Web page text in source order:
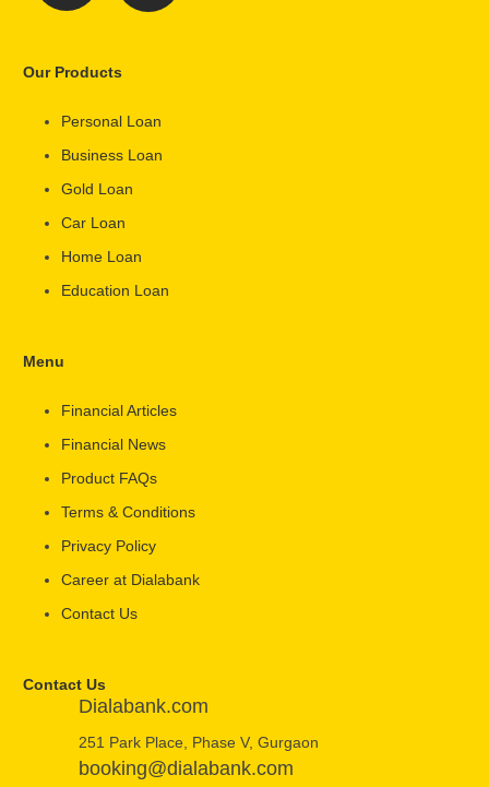
Our Products
Personal Loan
Business Loan
Gold Loan
Car Loan
Home Loan
Education Loan
Menu
Financial Articles
Financial News
Product FAQs
Terms & Conditions
Privacy Policy
Career at Dialabank
Contact Us
Contact Us
Dialabank.com
251 Park Place, Phase V, Gurgaon
booking@dialabank.com